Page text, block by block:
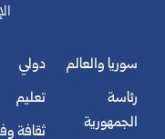
سوريا والعالم
رئاسة
الجمهورية
دولي
تعليم
ثقافة